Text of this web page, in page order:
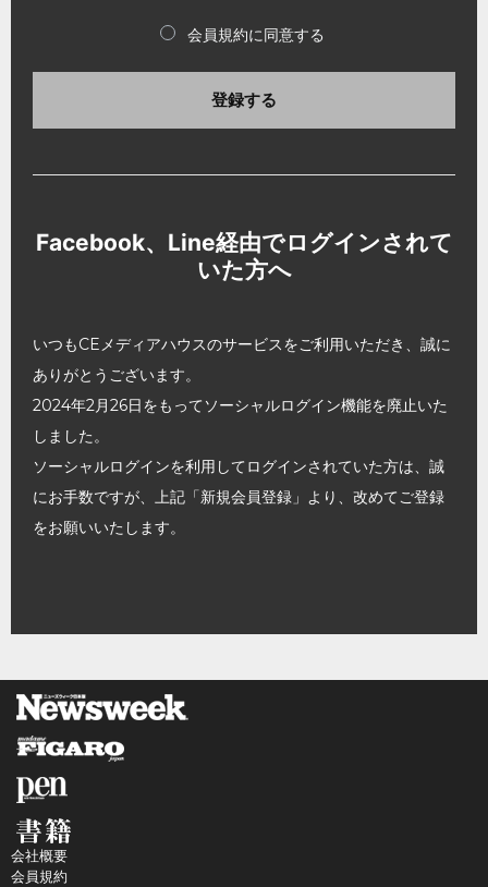
会員規約に同意する
登録する
Facebook、Line経由でログインされて
いた方へ
いつもCEメディアハウスのサービスをご利用いただき、誠に
ありがとうございます。
2024年2月26日をもってソーシャルログイン機能を廃止いた
しました。
ソーシャルログインを利用してログインされていた方は、誠
にお手数ですが、上記「新規会員登録」より、改めてご登録
をお願いいたします。
会社概要
会員規約